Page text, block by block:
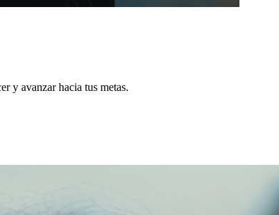
y avanzar hacia tus metas.